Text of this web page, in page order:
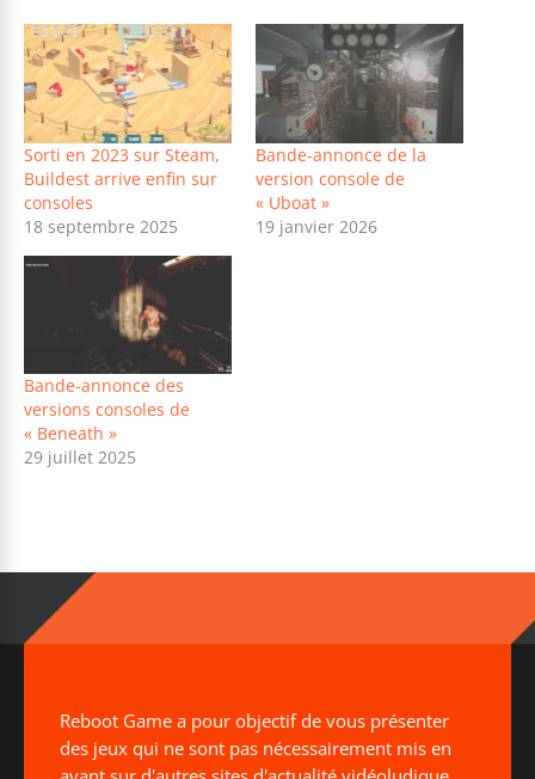
Sorti en 2023 sur Steam,
Buildest arrive enfin sur
consoles
18 septembre 2025
Bande-annonce de la
version console de
« Uboat »
19 janvier 2026
Bande-annonce des
versions consoles de
« Beneath »
29 juillet 2025
Reboot Game a pour objectif de vous présenter
des jeux qui ne sont pas nécessairement mis en